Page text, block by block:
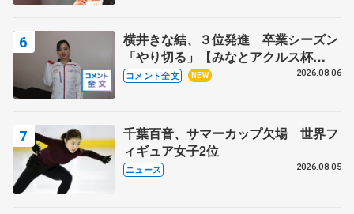
横井きな結、３位発進 卒業シーズン
「やり切る」【みなとアクルス杯
SP】
コメント全文 NEW 2026.08.06
千葉百音、サマーカップ欠場 世界フ
ィギュア女子2位
ニュース 2026.08.05